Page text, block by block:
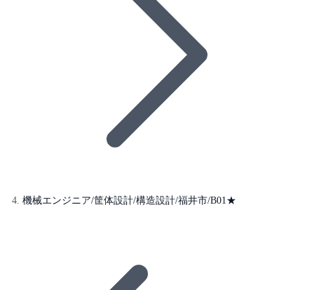
機械エンジニア/筐体設計/構造設計/福井市/B01★